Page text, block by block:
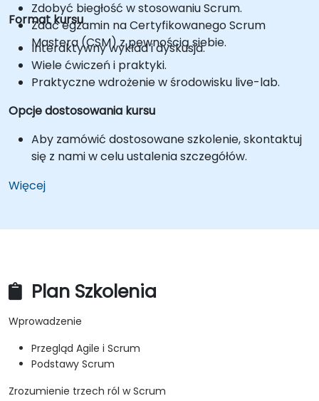
Zdobyć biegłość w stosowaniu Scrum.
Zdać egzamin na Certyfikowanego Scrum
Mastera (CSM) z pewnością siebie.
Format kursu
Interaktywny wykład i dyskusja.
Wiele ćwiczeń i praktyki.
Praktyczne wdrożenie w środowisku live-lab.
Opcje dostosowania kursu
Aby zamówić dostosowane szkolenie, skontaktuj
się z nami w celu ustalenia szczegółów.
Więcej
Plan Szkolenia
Wprowadzenie
Przegląd Agile i Scrum
Podstawy Scrum
Zrozumienie trzech ról w Scrum